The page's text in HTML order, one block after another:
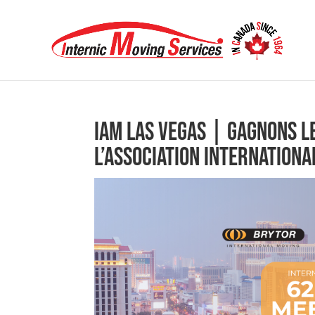
IAM Las Vegas |
l’Association